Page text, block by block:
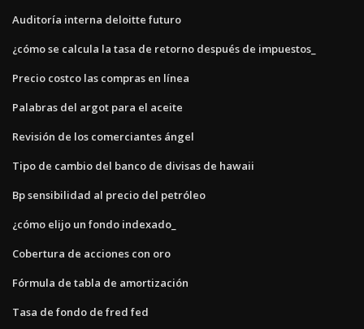
Auditoría interna deloitte futuro
¿cómo se calcula la tasa de retorno después de impuestos_
Precio costco las compras en línea
Palabras del argot para el aceite
Revisión de los comerciantes ángel
Tipo de cambio del banco de divisas de hawaii
Bp sensibilidad al precio del petróleo
¿cómo elijo un fondo indexado_
Cobertura de acciones con oro
Fórmula de tabla de amortización
Tasa de fondo de fred fed